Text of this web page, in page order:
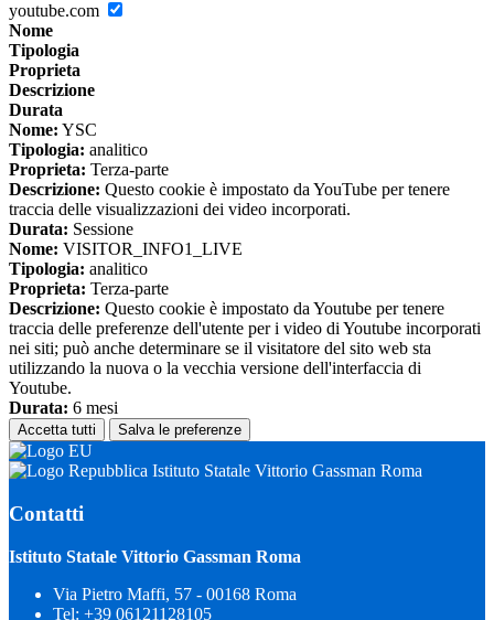
youtube.com
Nome
Tipologia
Proprieta
Descrizione
Durata
Nome: YSC
Tipologia: analitico
Proprieta: Terza-parte
Descrizione: Questo cookie è impostato da YouTube per tenere
traccia delle visualizzazioni dei video incorporati.
Durata: Sessione
Nome: VISITOR_INFO1_LIVE
Tipologia: analitico
Proprieta: Terza-parte
Descrizione: Questo cookie è impostato da Youtube per tenere
traccia delle preferenze dell'utente per i video di Youtube incorporati
nei siti; può anche determinare se il visitatore del sito web sta
utilizzando la nuova o la vecchia versione dell'interfaccia di
Youtube.
Durata: 6 mesi
Accetta tutti Salva le preferenze
Istituto Statale Vittorio Gassman Roma
Contatti
Istituto Statale Vittorio Gassman Roma
Via Pietro Maffi, 57 - 00168 Roma
Tel: +39 06121128105